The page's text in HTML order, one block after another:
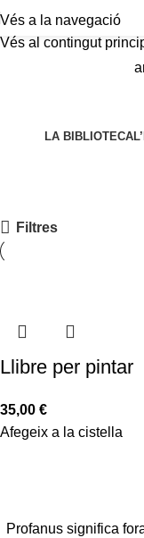
Vés a la navegació
Vés al contingut
LA BIBLIOTECA
Filtres
Llibre per pintar
35,00 €
Afegeix a la cistella
Profanus significa